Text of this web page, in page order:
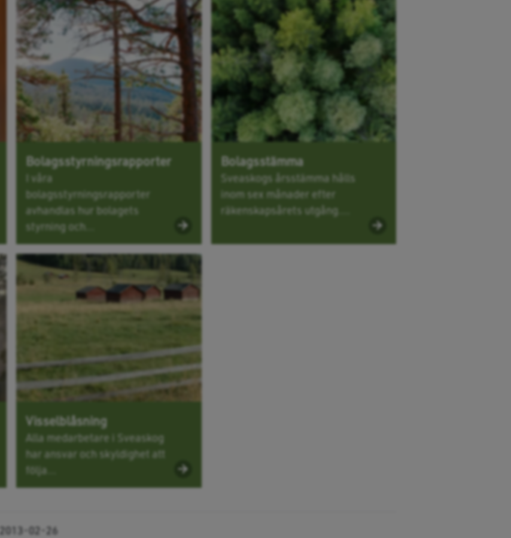
Bolagsstyrningsrapporter
I våra
bolagsstyrningsrapporter
avhandlas hur bolagets
styrning och...
Bolagsstämma
Sveaskogs årsstämma hålls
inom sex månader efter
räkenskapsårets utgång....
Visselblåsning
Alla medarbetare i Sveaskog
har ansvar och skyldighet att
följa...
2013-02-26